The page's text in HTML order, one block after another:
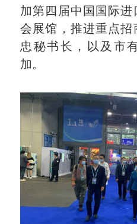
加第四届中国国际
会展馆，推进重点
忠秘书长，以及市
加。